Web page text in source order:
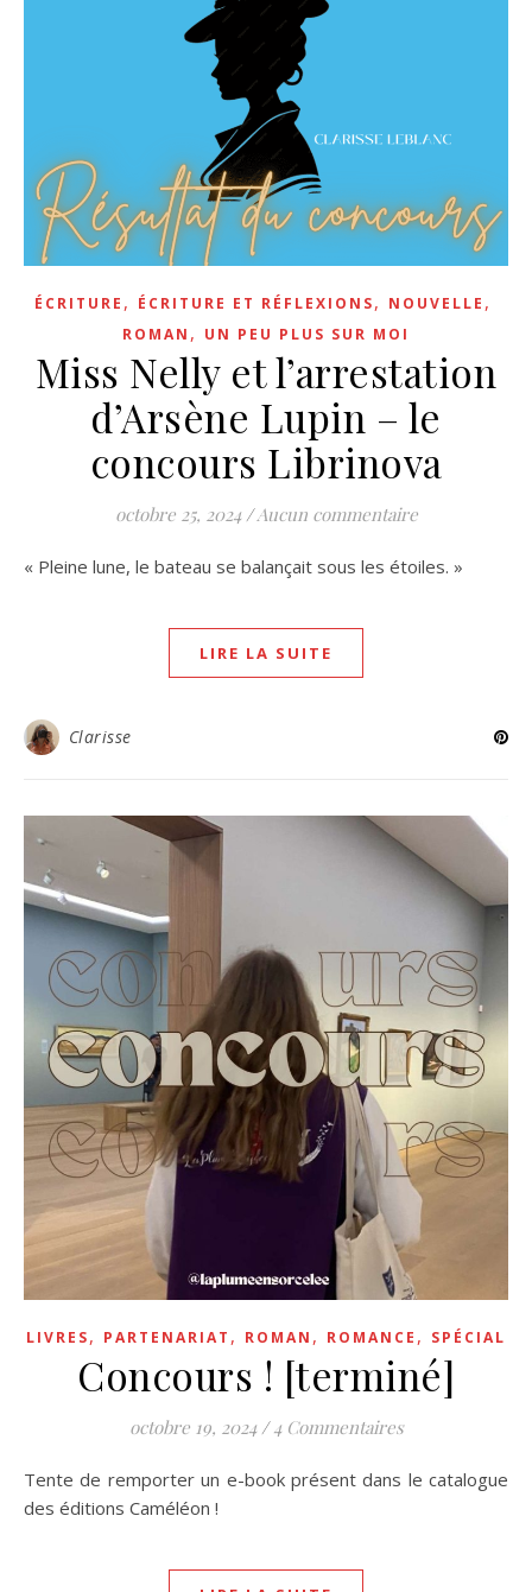
ÉCRITURE , ÉCRITURE ET RÉFLEXIONS, NOUVELLE ,
ROMAN , UN PEU PLUS SUR MOI
Miss Nelly et l’arrestation
d’Arsène Lupin – le
concours Librinova
octobre 25, 2024 /Aucun commentaire
« Pleine lune, le bateau se balançait sous les étoiles. »
LIRE LA SUITE
Clarisse
LIVRES, PARTENARIAT , ROMAN , ROMANCE , SPÉCIAL
Concours ! [terminé]
octobre 19, 2024 / 4 Commentaires
Tente de remporter un e-book présent dans le catalogue
des éditions Caméléon !